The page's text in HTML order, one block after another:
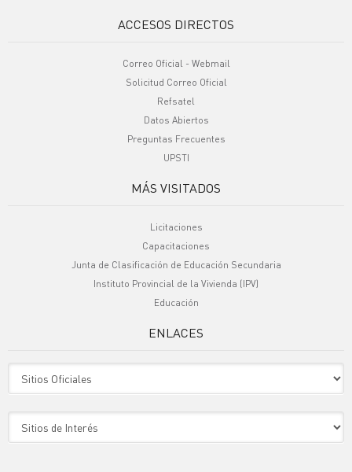
ACCESOS DIRECTOS
Correo Oficial - Webmail
Solicitud Correo Oficial
Refsatel
Datos Abiertos
Preguntas Frecuentes
UPSTI
MÁS VISITADOS
Licitaciones
Capacitaciones
Junta de Clasificación de Educación Secundaria
Instituto Provincial de la Vivienda (IPV)
Educación
ENLACES